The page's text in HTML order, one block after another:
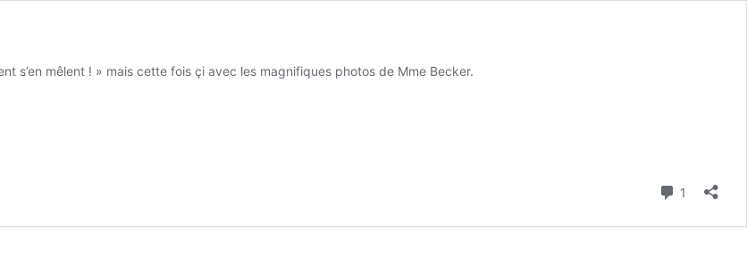
s’en mêlent ! » mais cette fois çi avec les magnifiques photos de Mme Becker.
1